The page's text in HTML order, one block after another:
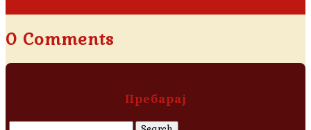
0 Comments
Пребарај